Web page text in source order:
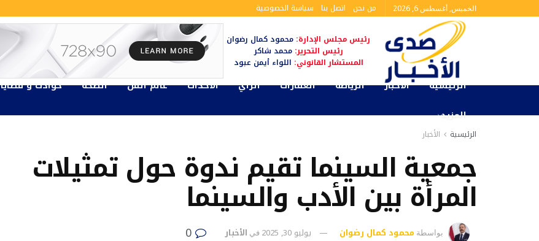
الخميس, أغسطس 6, 2026 من نحن اتصل بنا سياسة الخصوصية
رئيس مجلس الإدارة: محمود كمال رضوان
رئيس التحرير:محمد شاكر
المستشار القانوني: اللواء أيمن عبود
الرئيسية الأخبار الرياضة العقارات الرأي الأحداث عالم الفن الصحة حوادث و قضايا
المزيد
الرئيسية الأخبار
جمعية السينما تقيم ندوة حول تمثيلات
المرأة بين الأدب والسينما
بواسطة محمود كمال رضوان يوليو 30, 2025 في الأخبار